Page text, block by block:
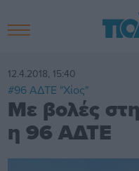
12.4.2018, 15:40
#96 ΑΔΤΕ "Χίος"
Με βολές
η 96 ΑΔΤΕ